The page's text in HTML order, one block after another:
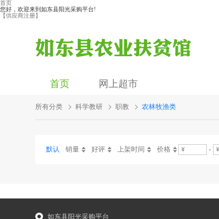
首页
您好，欢迎来到如东县阳光采购平台!
【供应商注册】
首页 网上超市
所有分类 科学教研 职教 农林牧渔类
默认 销量 好评 上架时间 价格 -
如东县阳光采购平台